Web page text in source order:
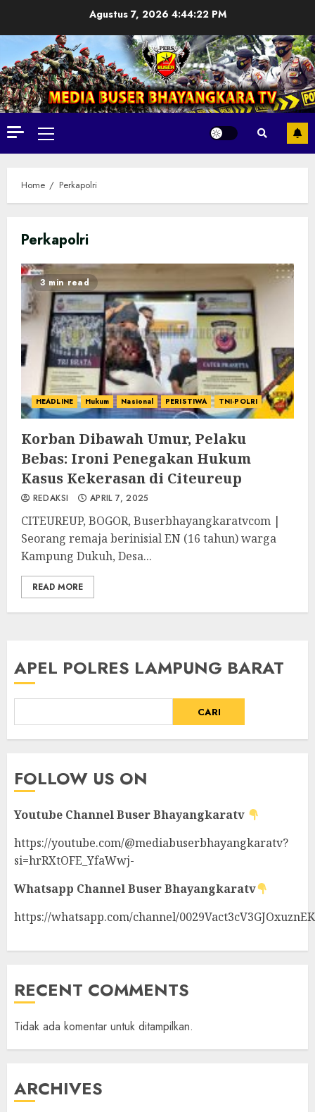
Agustus 7, 2026 4:44:23 PM
Primary
Menu
Home Perkapolri
Perkapolri
3 min read
HEADLINE Hukum Nasional PERISTIWA TNI-POLRI
Korban Dibawah Umur, Pelaku
Bebas: Ironi Penegakan Hukum
Kasus Kekerasan di Citeureup
REDAKSI APRIL 7, 2025
CITEUREUP, BOGOR, Buserbhayangkaratvcom |
Seorang remaja berinisial EN (16 tahun) warga
Kampung Dukuh, Desa...
READ MORE
APEL POLRES LAMPUNG BARAT
CARI
FOLLOW US ON
Youtube ChannelBuser Bhayangkaratv
https://youtube.com/@mediabuserbhayangkaratv?
si=hrRXtOFE_YfaWwj-
Whatsapp ChannelBuser Bhayangkaratv
https://whatsapp.com/channel/
RECENT COMMENTS
Tidak ada komentar untuk ditampilkan.
ARCHIVES